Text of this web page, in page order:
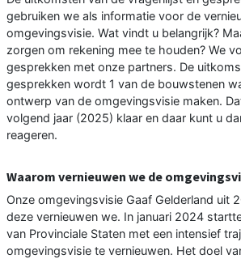
gebruiken we als informatie voor de
omgevingsvisie. Wat vindt u belangrijk?
zorgen om rekening mee te houden? We
gesprekken met onze partners. De
gesprekken wordt 1 van de bouwstenen
ontwerp van de omgevingsvisie maken.
volgend jaar (2025) klaar en daar kunt u
reageren.
Waarom vernieuwen we de
Onze omgevingsvisie Gaaf Gelderland uit
deze vernieuwen we. In januari 2024
van Provinciale Staten met een intensief
omgevingsvisie te vernieuwen. Het doel